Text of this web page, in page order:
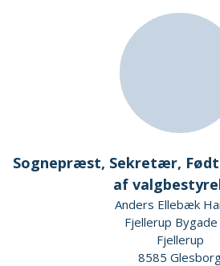
Sognepræst, Sekretær,
af
Anders Ellebæk
Fjellerup
Fjellerup
8585